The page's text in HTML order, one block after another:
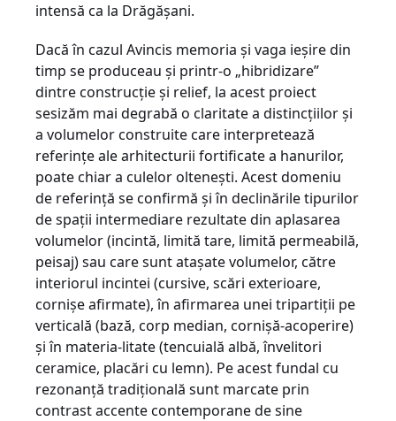
intensă ca la Drăgăşani.
Dacă în cazul Avincis memoria şi vaga ieşire din
timp se produceau şi printr-o „hibri­dizare”
dintre construcţie şi relief, la acest proiect
sesizăm mai degrabă o claritate a distincţiilor şi
a volumelor construite care interpretează
referinţe ale arhitecturii fortificate a hanurilor,
poate chiar a culelor olteneşti. Acest domeniu
de referinţă se confirmă şi în declinările tipurilor
de spaţii intermediare rezultate din aplasarea
volumelor (incintă, limită tare, limită permeabilă,
peisaj) sau care sunt ataşate volumelor, către
interiorul incintei (cursive, scări exterioare,
cornişe afirmate), în afirmarea unei tripartiţii pe
verticală (bază, corp median, cornişă-acoperire)
şi în materia-litate (tencuială albă, învelitori
ceramice, placări cu lemn). Pe acest fundal cu
rezonanţă tradiţională sunt marcate prin
contrast accente contemporane de sine